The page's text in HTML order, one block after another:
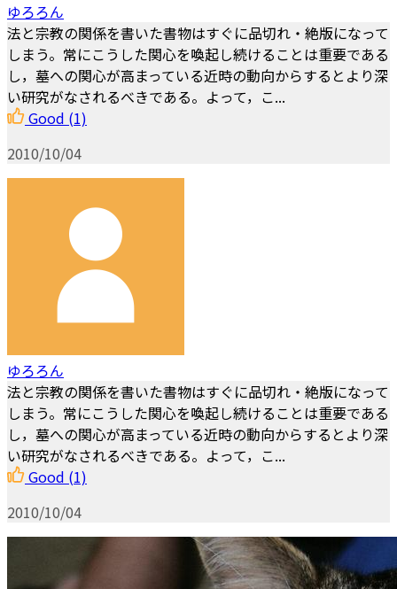
ゆろろん
法と宗教の関係を書いた書物はすぐに品切れ・絶版になって
しまう。常にこうした関心を喚起し続けることは重要である
し，墓への関心が高まっている近時の動向からするとより深
い研究がなされるべきである。よって，こ...
Good (1)
2010/10/04
ゆろろん
法と宗教の関係を書いた書物はすぐに品切れ・絶版になって
しまう。常にこうした関心を喚起し続けることは重要である
し，墓への関心が高まっている近時の動向からするとより深
い研究がなされるべきである。よって，こ...
Good (1)
2010/10/04